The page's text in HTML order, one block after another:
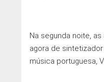
Na segunda noite,
agora de
música portuguesa,